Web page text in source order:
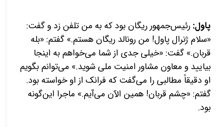
پاول: رئیس‌جمهور ریگان بود که به من تلفن زد و گفت:
«سلام ژنرال پاول! من رونالد ریگان هستم.» گفتم: «بله
قربان.» گفت: «خیلی جدی از شما می‌خواهم به اینجا
بیایید و معاون مشاور امنیت ملی شوید.» می‌توانم بگویم
او دقیقاً مطالبی را می‌گفت که فرانک از او خواسته بود.
گفتم: «چشم قربان! همین الآن می‌آیم.» ماجرا این‌گونه
بود.